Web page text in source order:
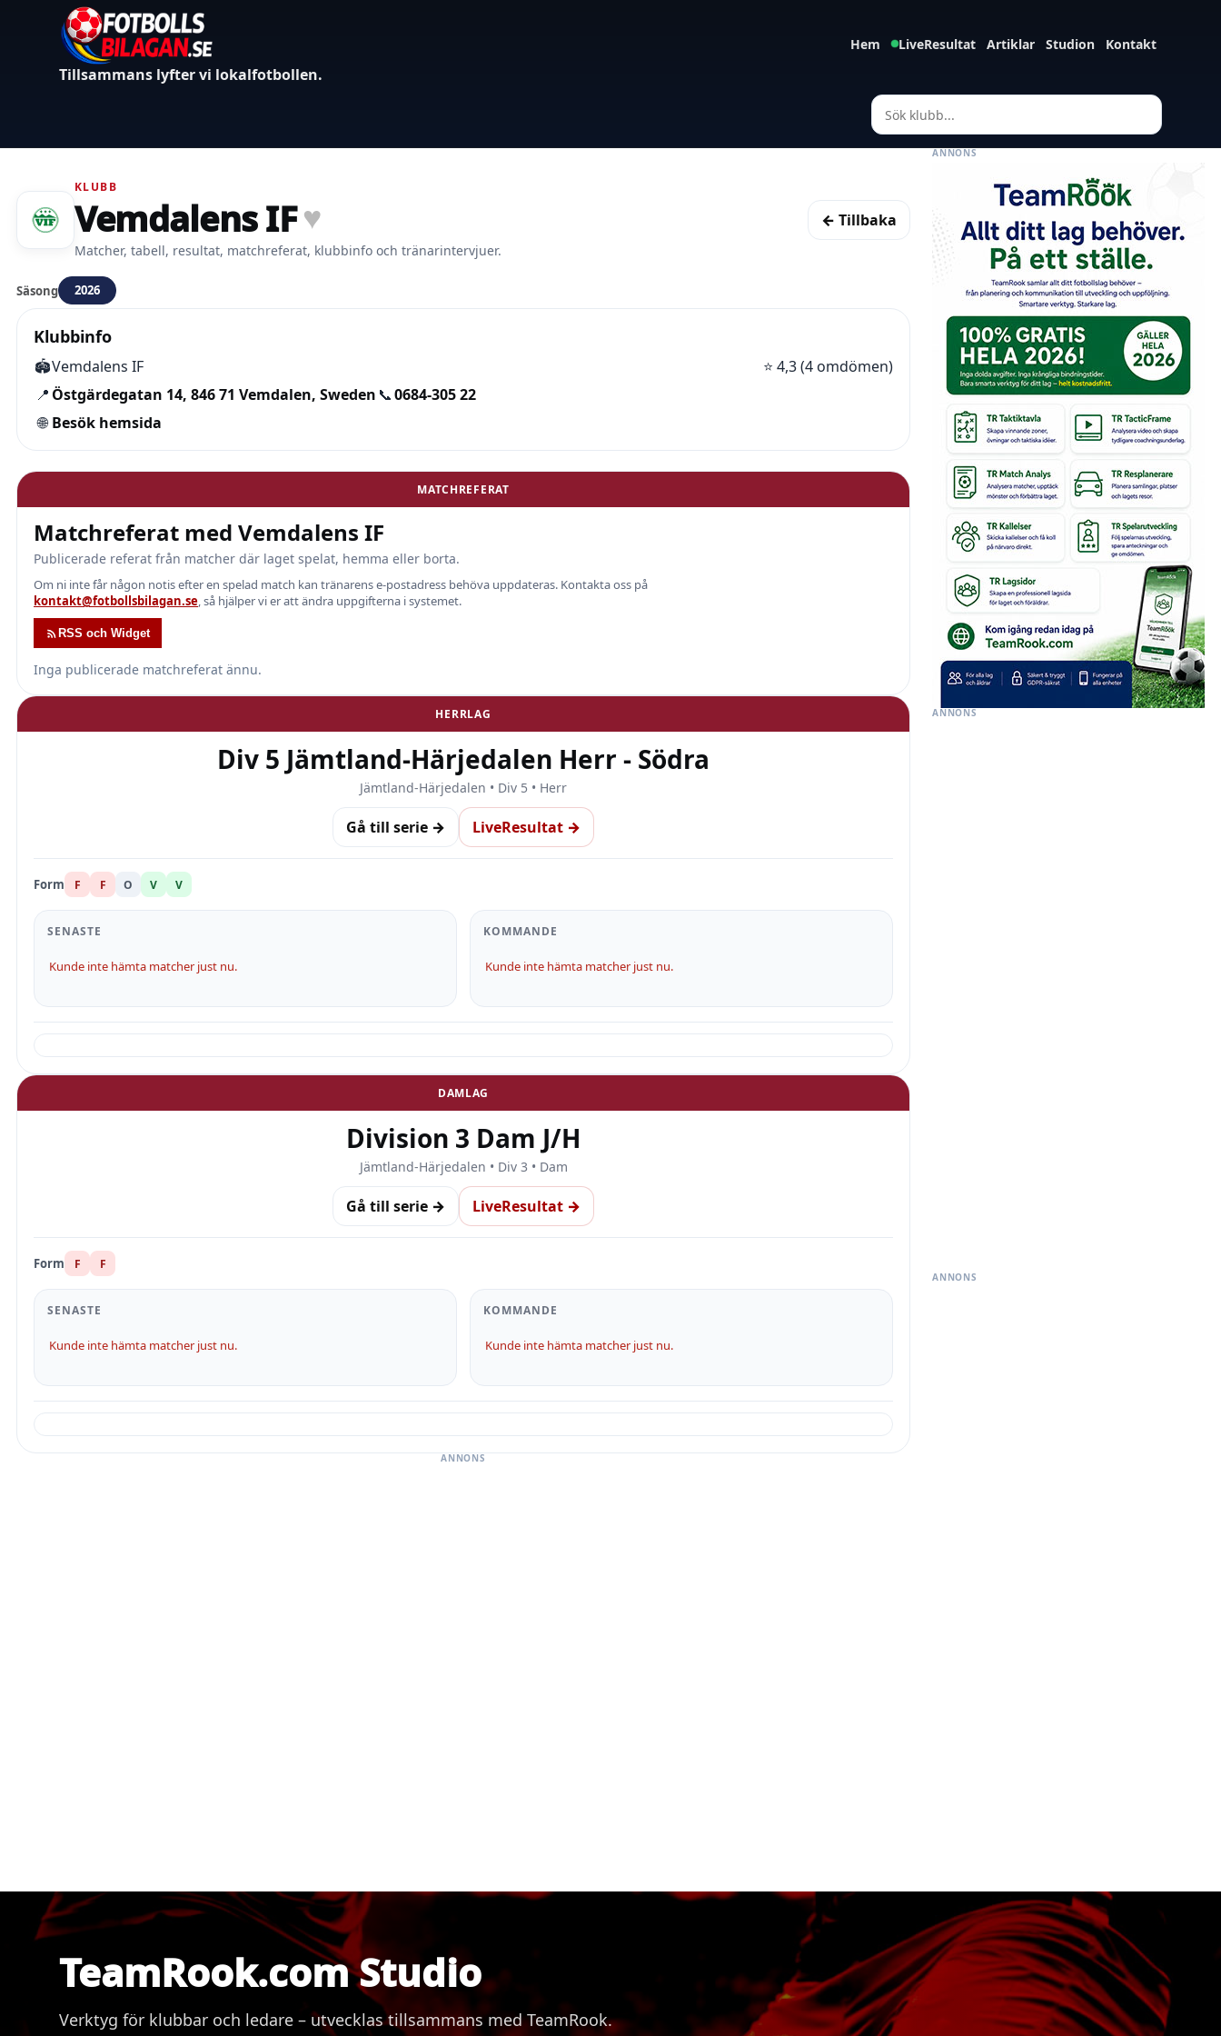
Tillsammans lyfter vi lokalfotbollen.
Hem LiveResultat Artiklar Studion Kontakt
ANNONS
ANNONS
ANNONS
KLUBB
Vemdalens IF♥
Matcher, tabell, resultat, matchreferat, klubbinfo och tränarintervjuer.
← Tillbaka
Säsong 2026
Klubbinfo
🏟️Vemdalens IF ⭐ 4,3 (4 omdömen)
📍 Östgärdegatan 14, 846 71 Vemdalen, Sweden 📞0684-305 22
🌐 Besök hemsida
MATCHREFERAT
Matchreferat med Vemdalens IF
Publicerade referat från matcher där laget spelat, hemma eller borta.
Om ni inte får någon notis efter en spelad match kan tränarens e-postadress behöva uppdateras. Kontakta oss på
kontakt@fotbollsbilagan.se, så hjälper vi er att ändra uppgifterna i systemet.
RSS och Widget
Inga publicerade matchreferat ännu.
HERRLAG
Div 5 Jämtland-Härjedalen Herr - Södra
Jämtland-Härjedalen • Div 5 • Herr
Gå till serie → LiveResultat →
Form F F O V V
SENASTE
Kunde inte hämta matcher just nu.
KOMMANDE
Kunde inte hämta matcher just nu.
DAMLAG
Division 3 Dam J/H
Jämtland-Härjedalen • Div 3 • Dam
Gå till serie → LiveResultat →
Form F F
SENASTE
Kunde inte hämta matcher just nu.
KOMMANDE
Kunde inte hämta matcher just nu.
ANNONS
TeamRook.com Studio
Verktyg för klubbar och ledare – utvecklas tillsammans med TeamRook.